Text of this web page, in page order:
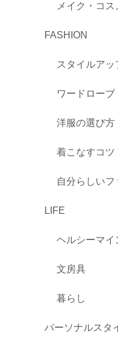
メイク・コス
FASHION
スタイルアッ
ワードローブ
洋服の選び方
着こなすコツ
自分らしい
LIFE
ヘルシーマイ
文房具
暮らし
パーソナルスタ